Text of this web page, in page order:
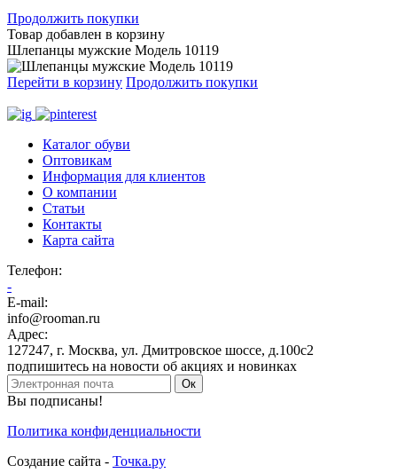
Продолжить покупки
Товар добавлен в корзину
Шлепанцы мужские Модель 10119
Перейти в корзину Продолжить покупки
Каталог обуви
Оптовикам
Информация для клиентов
О компании
Статьи
Контакты
Карта сайта
Телефон:
-
E-mail:
info@rooman.ru
Адрес:
127247, г. Москва, ул. Дмитровское шоссе, д.100с2
подпишитесь на новости об акциях и новинках
Ок
Вы подписаны!
Политика конфиденциальности
Создание сайта - Точка.ру